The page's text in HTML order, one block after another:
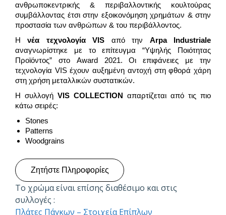
ανθρωποκεντρικής & περιβαλλοντικής κουλτούρας
συμβάλλοντας έτσι στην εξοικονόμηση χρημάτων & στην
προστασία των ανθρώπων & του περιβάλλοντος.
Ηνέα τεχνολογία VIS από την Arpa Industriale
αναγνωρίστηκε με το επίτευγμα “Υψηλής Ποιότητας
Προϊόντος” στο Award 2021. Οι επιφάνειες με την
τεχνολογία VIS έχουν αυξημένη αντοχή στη φθορά χάρη
στη χρήση μεταλλικών συστατικών.
Η συλλογή VIS COLLECTION απαρτίζεται από τις πιο
κάτω σειρές:
Stones
Patterns
Woodgrains
Ζητήστε Πληροφορίες
Το χρώμα είναι επίσης διαθέσιμο και στις
συλλογές :
Πλάτες Πάγκων – Στοιχεία Επίπλων